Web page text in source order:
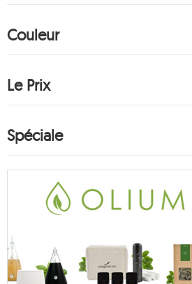
Couleur
Le Prix
Spéciale